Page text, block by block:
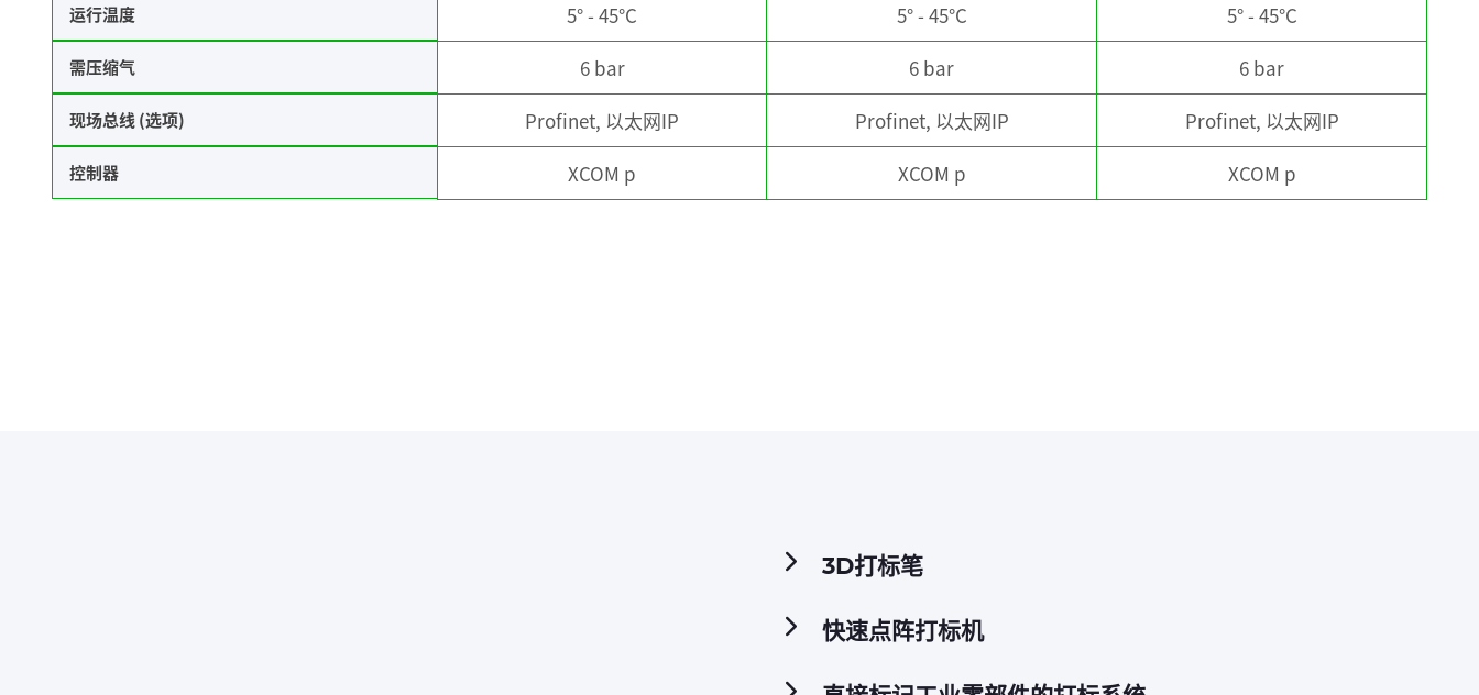
运行温度 5° - 45°C 5° - 45°C 5° - 45°C
需压缩气 6 bar 6 bar 6 bar
现场总线 (选项) Profinet, 以太网IP Profinet, 以太网IP Profinet, 以太网IP
控制器 XCOM p XCOM p XCOM p
3D打标笔
快速点阵打标机